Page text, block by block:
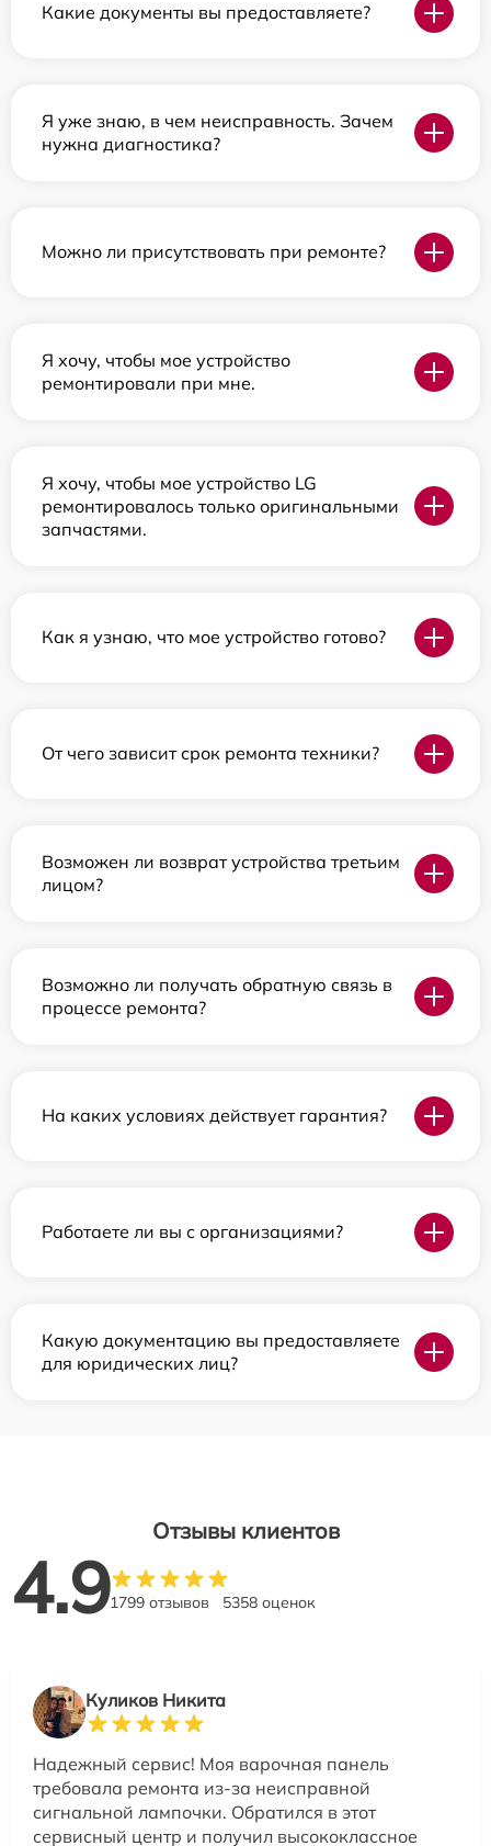
Какие документы вы предоставляете?
Я уже знаю, в чем неисправность. Зачем
нужна диагностика?
Можно ли присутствовать при ремонте?
Я хочу, чтобы мое устройство
ремонтировали при мне.
Я хочу, чтобы мое устройство LG
ремонтировалось только оригинальными
запчастями.
Как я узнаю, что мое устройство готово?
От чего зависит срок ремонта техники?
Возможен ли возврат устройства третьим
лицом?
Возможно ли получать обратную связь в
процессе ремонта?
На каких условиях действует гарантия?
Работаете ли вы с организациями?
Какую документацию вы предоставляете
для юридических лиц?
Отзывы клиентов
4.91799 отзывов 5358 оценок
Куликов Никита
Надежный сервис! Моя варочная панель
требовала ремонта из-за неисправной
сигнальной лампочки. Обратился в этот
сервисный центр и получил высококлассное